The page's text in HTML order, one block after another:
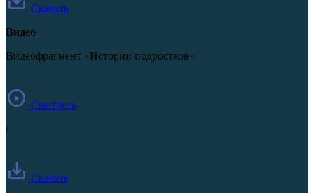
Скачать
Видео
Видеофрагмент «Истории подростков»
Смотреть
/
Скачать